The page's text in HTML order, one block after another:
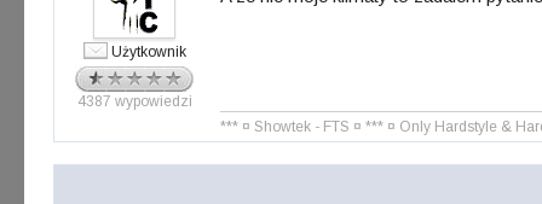
Użytkownik
4387 wypowiedzi
*** ¤ Showtek - FTS ¤ *** ¤ Only Hardstyle &